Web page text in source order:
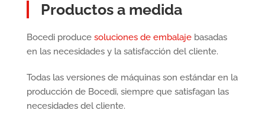
Productos a medida
Bocedi produce soluciones de embalajebasadas
en las necesidades y la satisfacción del cliente.
Todas las versiones de máquinas son estándar en la
producción de Bocedi, siempre que satisfagan las
necesidades del cliente.